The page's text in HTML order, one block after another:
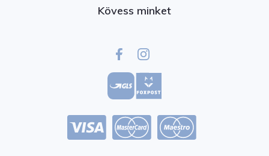
Kövess minket